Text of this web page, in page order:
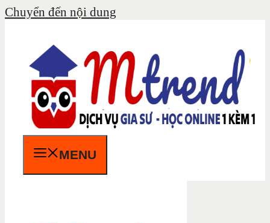
Chuyển đến nội dung
MENU